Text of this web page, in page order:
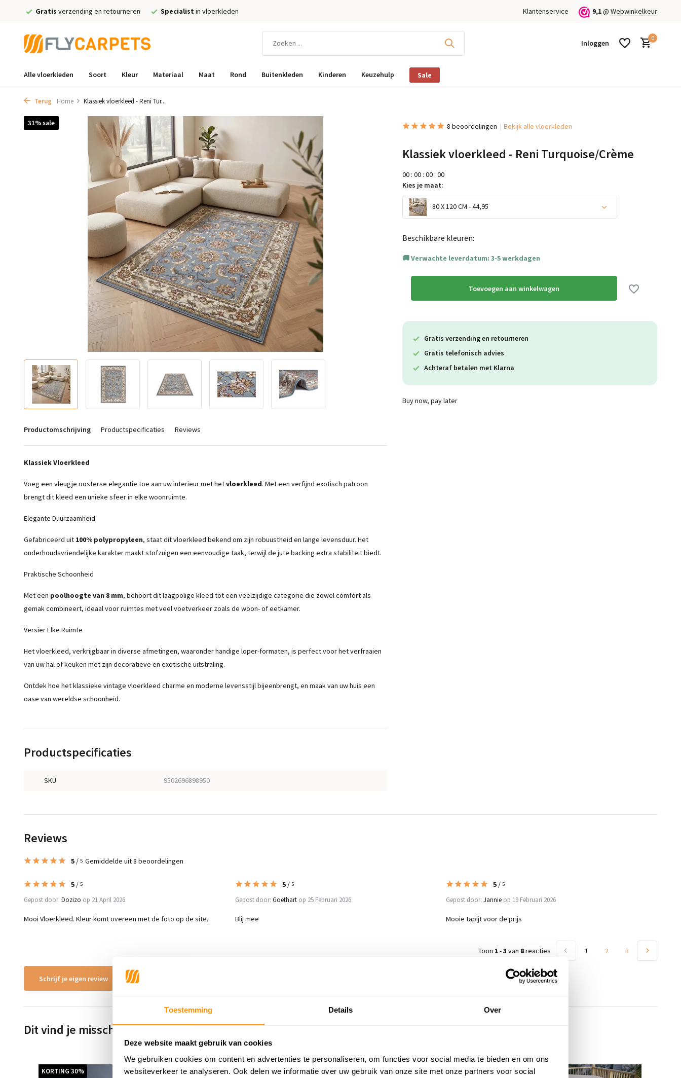
Toestemming Details Over
Deze website maakt gebruik van cookies
We gebruiken cookies om content en advertenties te personaliseren, om functies voor social media te bieden en om ons
websiteverkeer te analyseren. Ook delen we informatie over uw gebruik van onze site met onze partners voor social
Gratis verzending en retourneren Specialist in vloerkleden Klantenservice 9,1@ Webwinkelkeur
Inloggen
0
Alle vloerkleden Soort Kleur Materiaal Maat Rond Buitenkleden Kinderen Keuzehulp Sale
Terug Home Klassiek vloerkleed - Reni Tur...
31% sale
Productomschrijving Productspecificaties Reviews
Klassiek Vloerkleed
Voeg een vleugje oosterse elegantie toe aan uw interieur met hetvloerkleed. Met een verfijnd exotisch patroon
brengt dit kleed een unieke sfeer in elke woonruimte.
Elegante Duurzaamheid
Gefabriceerd uit 100% polypropyleen, staat dit vloerkleed bekend om zijn robuustheid en lange levensduur. Het
onderhoudsvriendelijke karakter maakt stofzuigen een eenvoudige taak, terwijl de jute backing extra stabiliteit biedt.
Praktische Schoonheid
Met een poolhoogte van 8 mm, behoort dit laagpolige kleed tot een veelzijdige categorie die zowel comfort als
gemak combineert, ideaal voor ruimtes met veel voetverkeer zoals de woon- of eetkamer.
Versier Elke Ruimte
Het vloerkleed, verkrijgbaar in diverse afmetingen, waaronder handige loper-formaten, is perfect voor het verfraaien
van uw hal of keuken met zijn decoratieve en exotische uitstraling.
Ontdek hoe het klassieke vintage vloerkleed charme en moderne levensstijl bijeenbrengt, en maak van uw huis een
oase van wereldse schoonheid.
Productspecificaties
SKU 9502696898950
8 beoordelingen Bekijk alle vloerkleden
Klassiek vloerkleed - Reni Turquoise/Crème
00: 00: 00: 00
Kies je maat:
80 X 120 CM - 44,95
Beschikbare kleuren:
Verwachte leverdatum: 3-5 werkdagen
Toevoegen aan winkelwagen
Buy now, pay later
Gratis verzending en retourneren
Gratis telefonisch advies
Achteraf betalen met Klarna
Reviews
5 / 5 Gemiddelde uit 8 beoordelingen
5 / 5
Gepost door: Dozizo op 21 April 2026
Mooi Vloerkleed. Kleur komt overeen met de foto op de site.
5/ 5
Gepost door: Goethartop 25 Februari 2026
Blij mee
5 /5
Gepost door:Jannie op 19 Februari 2026
Mooie tapijt voor de prijs
Toon 1-3 van 8reacties 1 2 3
Schrijf je eigen review
Dit vind je misschien ook leuk
KORTING 30% KORTING 20% KORTING 29% KORTING 20%